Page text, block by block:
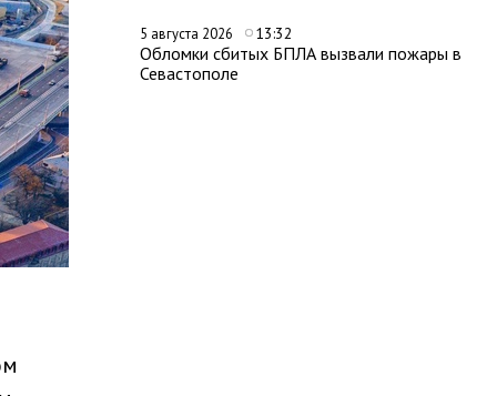
5 августа 2026 13:32
Обломки сбитых БПЛА вызвали пожары в
Севастополе